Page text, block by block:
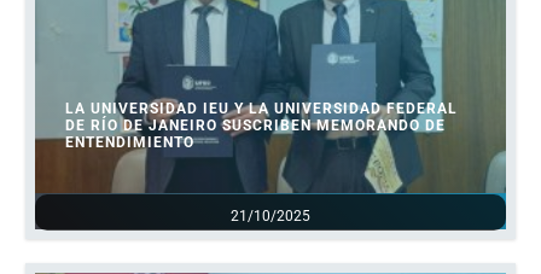
21/10/2025
LA UNIVERSIDAD IEU Y LA UNIVERSIDAD FEDERAL
DE RÍO DE JANEIRO SUSCRIBEN MEMORANDO DE
ENTENDIMIENTO